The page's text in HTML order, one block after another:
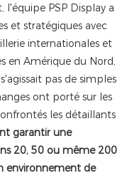
l'équipe PSP Display a
et stratégiques avec
internationales et
en Amérique du Nord,
pas de simples
ont porté sur les
les détaillants
garantir une
20, 50 ou même 200
environnement de